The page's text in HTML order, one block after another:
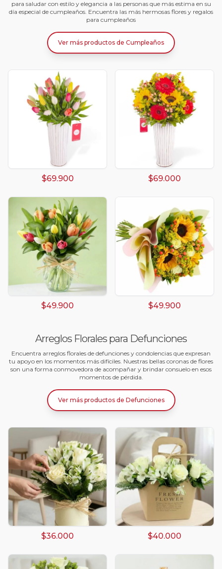
para saludar con estilo y elegancia a las personas que más estima en su
día especial de cumpleaños. Encuentra las más hermosas flores y regalos
para cumpleaños
Ver más productos de Cumpleaños
$69.900 $69.000
$49.900 $49.900
Arreglos Florales para Defunciones
Encuentra arreglos florales de defunciones y condolencias que expresan
tu apoyo en los momentos más difíciles. Nuestras bellas coronas de flores
son una forma conmovedora de acompañar y brindar consuelo en esos
momentos de pérdida.
Ver más productos de Defunciones
$36.000 $40.000